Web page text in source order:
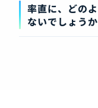
率直に、どの
ないでしょうか